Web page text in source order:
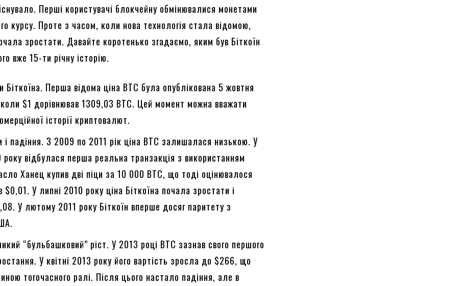
Перші користувачі блокчейну обмінювалися монетами
курсу. Проте з часом, коли нова технологія стала відомою,
зростати. Давайте коротенько згадаємо, яким був Біткоїн
вже 15-ти річну історію.
Біткоїна. Перша відома ціна BTC була опублікована 5 жовтня
$1 дорівнював 1309,03 BTC. Цей момент можна вважати
історії криптовалют.
і падіння. З 2009 по 2011 рік ціна BTC залишалася низькою. У
року відбулася перша реальна транзакція з використанням
Ханец купив дві піци за 10 000 BTC, що тоді оцінювалося
У липні 2010 року ціна Біткоїна почала зростати і
У лютому 2011 року Біткоїн вперше досяг паритету з
“бульбашковий” ріст. У 2013 році BTC зазнав свого першого
У квітні 2013 року його вартість зросла до $266, що
тогочасного ралі. Після цього настало падіння, але в